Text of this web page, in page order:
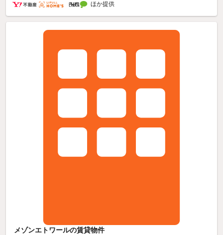
ほか提供
メゾンエトワールの賃貸物件